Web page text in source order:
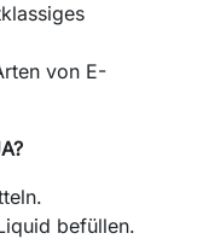
von E-
befüllen.